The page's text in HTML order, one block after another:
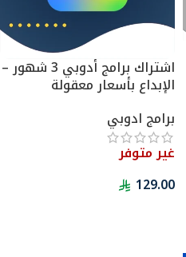
اشتراك برامج أدوبي 3 شهور –
الإبداع بأسعار معقولة
برامج ادوبي
غير متوفر
129.00